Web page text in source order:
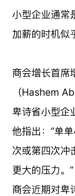
小型企业通常
加薪的时机似
商会增长首席
（Hashem
卑诗省小型企
他指出：“单
次或第四次冲
更大的压力。”
商会近期对卑